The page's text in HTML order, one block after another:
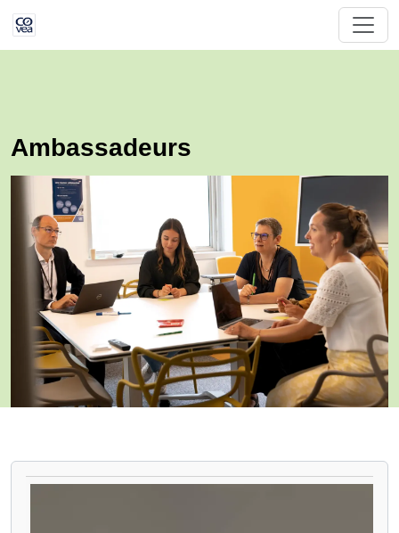
Ambassadeurs
PAUSE THE PROCEEDING CAROUSEL